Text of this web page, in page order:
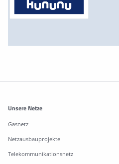
Weitere Informationen
Unsere Netze
Gasnetz
Netzausbauprojekte
Telekommunikationsnetz